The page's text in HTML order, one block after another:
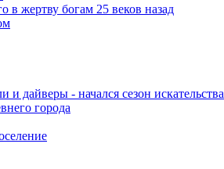
в жертву богам 25 веков назад
и дайверы - начался сезон искательства
города